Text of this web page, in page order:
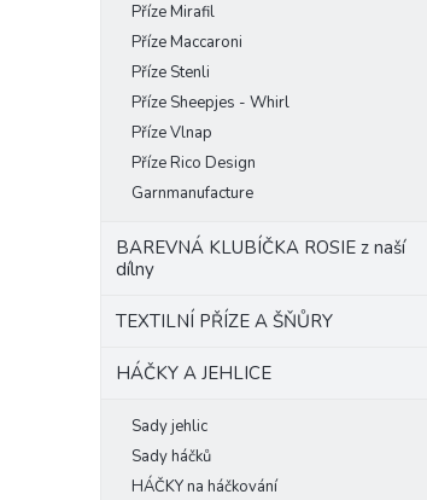
Příze Mirafil
Příze Maccaroni
Příze Stenli
Příze Sheepjes - Whirl
Příze Vlnap
Příze Rico Design
Garnmanufacture
BAREVNÁ KLUBÍČKA ROSIE z naší
dílny
TEXTILNÍ PŘÍZE A ŠŇŮRY
HÁČKY A JEHLICE
Sady jehlic
Sady háčků
HÁČKY na háčkování